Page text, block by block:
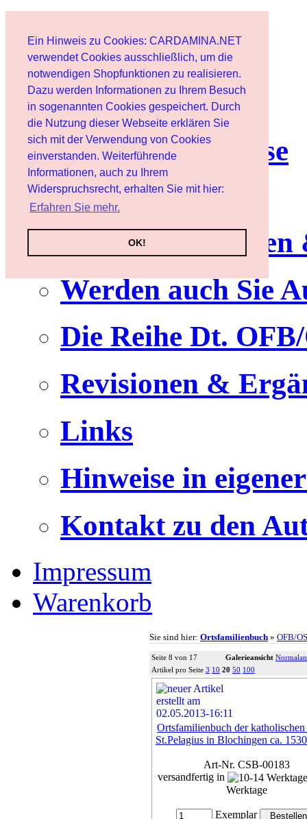
Ein Hinweis zu Cookies: CARDAMINA.NET
verwendet Cookies ausschließlich, um die
notwendigen Shopfunktionen zu realisieren.
Dazu werden Informationen zu Ihrem Besuch
in sogenannten Cookies gespeichert. Durch
die Nutzung dieser Webseite erklären Sie
sich mit der Verwendung von Cookies
einverstanden. Weiterführende
Informationen, auch zu Ihrem
Widerspruchsrecht, erhalten Sie mit hier:
Erfahren Sie mehr.
OK!
Benutzer
Newsletter
Nutzungshinweise
Service
Werden auch Sie
Die Reihe Dt.
Revisionen &
Links
Hinweise in
Kontakt zu den
Impressum
Warenkorb
Sie sind hier: Ortsfamilienbuch » OFB/
Seite 8 von 17 Galerieansicht
Artikel pro Seite 3 10 20 50 100
Ortsfamilienbuch der
St.Pelagius in Blochingen ca.
Art-Nr. CSB-00183
versandfertig in
Werktage
Exemplar